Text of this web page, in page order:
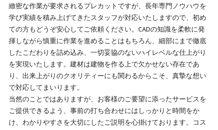
緻密な作業が要求されるプレカットですが、長年専門ノウハウを
学び実績を積み上げてきたスタッフが対応いたしますので、初め
ての方もどうぞ安心してご依頼ください。CADの知識を柔軟に発
揮しながら慎重に作業を進めることはもちろん、細部にまで徹底
したこだわりを詰め込み、一切妥協のないハイレベルな仕上がり
を実現いたします。建材は建物を作る上で欠かせない存在であ
り、出来上がりのクオリティーにも関わるからこそ、真摯な想い
で対応してまいります。
当然のことではありますが、お客様のご要望に添ったサービスを
ご提供できるよう、事前の打ち合わせにはしっかりと時間をか
け、わかりやすさを大切にしたご説明を心掛けております。コス